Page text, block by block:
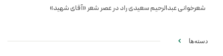
شعرخوانی عبدالرحیم سعیدی راد در عصر شعر «آقای شهید»
دسته‌ها